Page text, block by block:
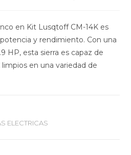
en Kit Lusqtoff CM-14K es
y rendimiento. Con una
HP, esta sierra es capaz de
en una variedad de
ELECTRICAS